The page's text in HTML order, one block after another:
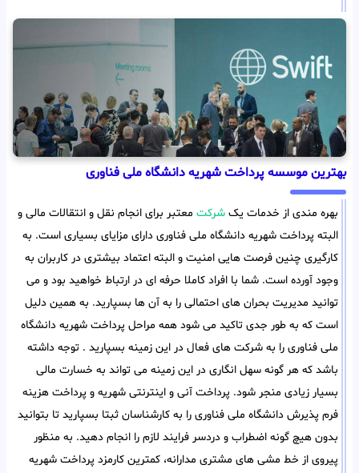
بهترین موسسه پرداخت شهریه دانشگاه ملی فناوری
بهره مندی از خدمات یک شرکت معتبر برای انجام نقل و انتقالات مالی و
البته پرداخت شهریه دانشگاه ملی فناوری دارای مزایای بسیاری است. به
کارگیری چنین فرصت هایی امنیت و البته اعتماد بیشتری در کاربران به
وجود آورده است. شما با افراد کاملا حرفه ای در ارتباط خواهید بود و می
توانید مدیریت بحران های احتمالی را به آن ها بسپارید. به همین دلیل
است که به طور جدی تاکید می شود همه مراحل پرداخت شهریه دانشگاه
ملی فناوری را به شرکت های فعال در این زمینه بسپارید . توجه داشته
باشد که هر گونه سهل انگاری در این زمینه می تواند به خسارت مالی
بسیار زیادی منجر شود. پرداخت آنی و اینترنتی شهریه و پرداخت هزینه
فرم پذیرش دانشگاه ملی فناوری را به کارشناسان ثبتا بسپارید تا بتوانید
بدون هیچ گونه اضطراب و دردسر فرایند لازم را انجام دهید. به منظور
پیروی از خط مشی های مشتری مدارانه، کمترین کارمزد پرداخت شهریه